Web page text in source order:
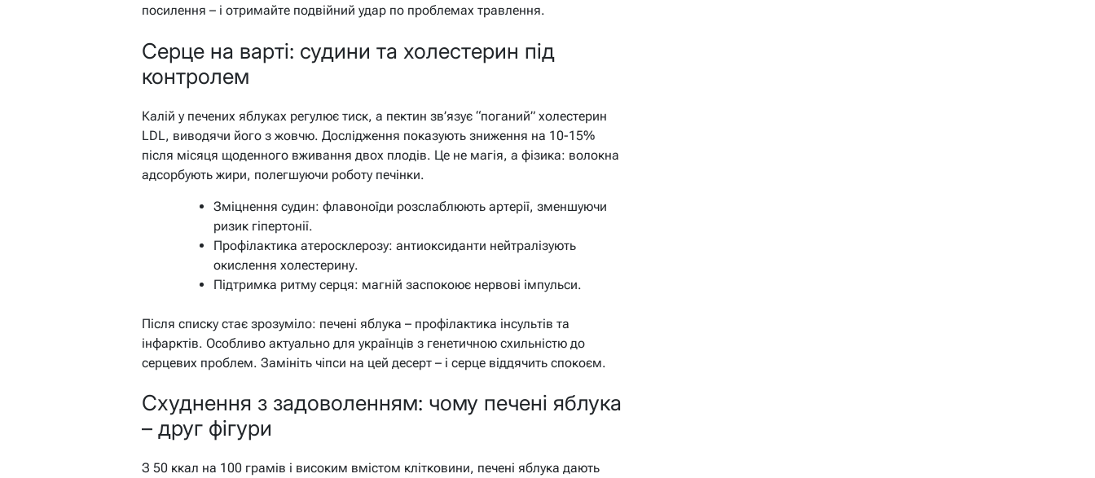
посилення – і отримайте подвійний удар по проблемах травлення.
Серце на варті: судини та холестерин під
контролем
Калій у печених яблуках регулює тиск, а пектин зв’язує “поганий” холестерин
LDL, виводячи його з жовчю. Дослідження показують зниження на 10-15%
після місяця щоденного вживання двох плодів. Це не магія, а фізика: волокна
адсорбують жири, полегшуючи роботу печінки.
Зміцнення судин: флавоноїди розслаблюють артерії, зменшуючи
ризик гіпертонії.
Профілактика атеросклерозу: антиоксиданти нейтралізують
окислення холестерину.
Підтримка ритму серця: магній заспокоює нервові імпульси.
Після списку стає зрозуміло: печені яблука – профілактика інсультів та
інфарктів. Особливо актуально для українців з генетичною схильністю до
серцевих проблем. Замініть чіпси на цей десерт – і серце віддячить спокоєм.
Схуднення з задоволенням: чому печені яблука
– друг фігури
З 50 ккал на 100 грамів і високим вмістом клітковини, печені яблука дають